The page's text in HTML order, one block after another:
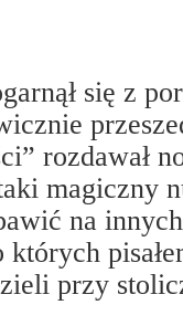
się z
rozdawał
magiczny
na
przy